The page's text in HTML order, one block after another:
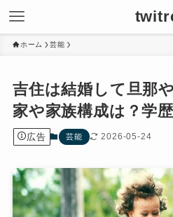
ホーム 芸能
吉住は結婚して旦那
家や家族構成は？学
広告 芸能 2026-05-24